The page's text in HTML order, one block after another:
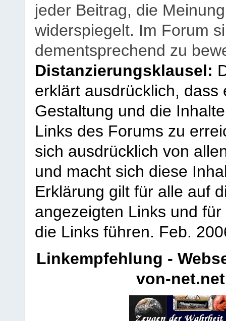
jeder Beitrag, die
widerspiegelt. Im Forum
dementsprechend zu
Distanzierungsklausel:
erklärt ausdrücklich,
Gestaltung und die
Links des Forums zu
sich ausdrücklich von
und macht sich diese
Erklärung gilt für alle auf
angezeigten Links und
die Links führen. Feb.
Linkempfehlung -
von-net.net